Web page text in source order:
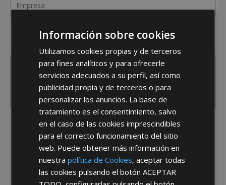
¿De dónde es la empresa?
He leído y acepto laPolítica de Privacidad
Información sobre cookies
Utilizamos cookies propias y de terceros
para fines analíticos y para ofrecerle
servicios adecuados a su perfil, así como
publicidad propia y de terceros o para
personalizar los anuncios. La base de
tratamiento es el consentimiento, salvo
en el caso de las cookies imprescindibles
para el correcto funcionamiento del sitio
web. Puede obtener más información en
nuestrapolítica de Cookies, aceptar todas
las cookies pulsando el botónACEPTAR